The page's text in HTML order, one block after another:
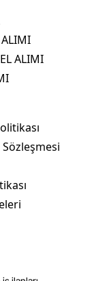
ALIMI
Sözleşmesi